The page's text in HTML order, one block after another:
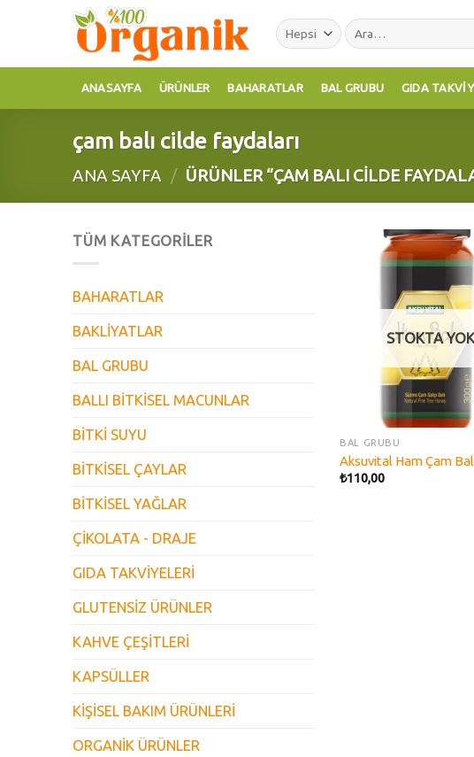
Ara:
ANASAYFA ÜRÜNLER BAHARATLAR BAL GRUBU GIDA
çam balı cilde faydaları
ANA SAYFA / ÜRÜNLER “ÇAM BALI CILDE
TÜM KATEGORILER
BAHARATLAR
BAKLİYATLAR
BAL GRUBU
BALLI BİTKİSEL MACUNLAR
BİTKİ SUYU
BİTKİSEL ÇAYLAR
BİTKİSEL YAĞLAR
ÇİKOLATA - DRAJE
GIDA TAKVİYELERİ
GLUTENSİZ ÜRÜNLER
KAHVE ÇEŞİTLERİ
KAPSÜLLER
KİŞİSEL BAKIM ÜRÜNLERİ
ORGANİK ÜRÜNLER
STOKTA YOK
BAL GRUBU
Aksuvital Ham Çam
₺110,00